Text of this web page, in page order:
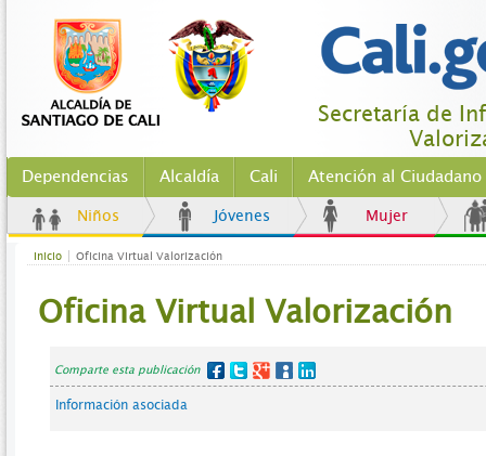
Secretaría de
Dependencias Alcaldía Cali Atención al Ciudadano
Niños Jóvenes Mujer
Inicio Oficina Virtual Valorización
Oficina Virtual Valorización
Comparte esta publicación
Información asociada